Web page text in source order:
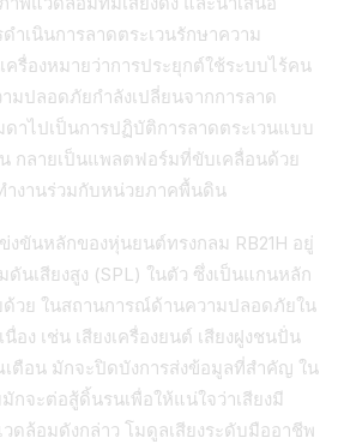
ำเนินการลาดตระเวนรักษาความ
รื่องหมายว่าการประยุกต์ใช้ระบบไร้คน
มปลอดภัยกำลังเปลี่ยนจากการลาด
ดาไปเป็นการปฏิบัติการลาดตระเวนแบบ
กลายเป็นแพลตฟอร์มที่ขับเคลื่อนด้วย
งานร่วมกับหน่วยภาคพื้นดิน
งขันหลักของหุ่นยนต์ทรงกลม RB21H อยู่
ดันเสียงสูง (SPL) ในตัว ซึ่งเป็นแกนหลัก
วย ในสถานการณ์ด้านความปลอดภัยใน
อง เช่น เสียงเครื่องยนต์ เสียงฝูงชนปั่น
ตือน มักจะปิดบังการส่งข้อมูลที่สำคัญ ใน
จะต่อสู้ดิ้นรนเพื่อให้แน่ใจว่าเสียงมี
ดล้อมดังกล่าว โมดูลเสียงระดับมืออาชีพ